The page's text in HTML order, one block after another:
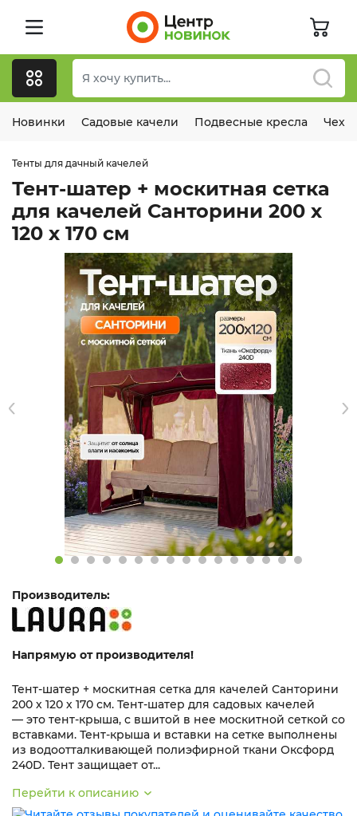
Новинки Садовые качели Подвесные кресла
Тенты для дачный качелей
Тент-шатер + москитная сетка
для качелей Санторини 200 х
120 х 170 см
Производитель:
Напрямую от производителя!
Тент-шатер + москитная сетка для качелей Санторини
200 х 120 х 170 см. Тент-шатер для садовых качелей
— это тент-крыша, с вшитой в нее москитной сеткой со
вставками. Тент-крыша и вставки на сетке выполнены
из водоотталкивающей полиэфирной ткани Оксфорд
240D. Тент защищает от...
Перейти к описанию